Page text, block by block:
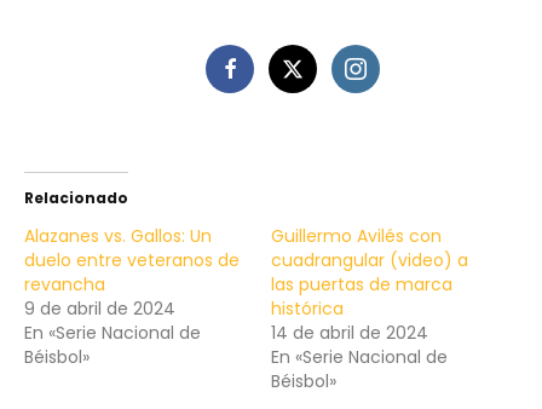
Relacionado
Alazanes vs. Gallos: Un
duelo entre veteranos de
revancha
9 de abril de 2024
En «Serie Nacional de
Béisbol»
Guillermo Avilés con
cuadrangular (video) a
las puertas de marca
histórica
14 de abril de 2024
En «Serie Nacional de
Béisbol»